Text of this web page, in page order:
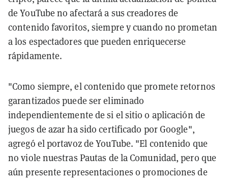
de YouTube no afectará a sus creadores de
contenido favoritos, siempre y cuando no prometan
a los espectadores que pueden enriquecerse
rápidamente.
"Como siempre, el contenido que promete retornos
garantizados puede ser eliminado
independientemente de si el sitio o aplicación de
juegos de azar ha sido certificado por Google",
agregó el portavoz de YouTube. "El contenido que
no viole nuestras Pautas de la Comunidad, pero que
aún presente representaciones o promociones de